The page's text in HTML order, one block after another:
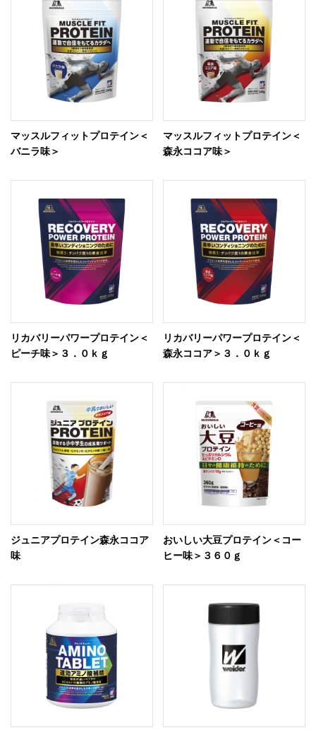
マッスルフィットプロテイン＜
バニラ味＞
マッスルフィットプロテイン＜
森永ココア味＞
リカバリーパワープロテイン＜
ピーチ味＞３．０ｋｇ
リカバリーパワープロテイン＜
森永ココア＞３．０ｋｇ
ジュニアプロテイン森永ココア
味
おいしい大豆プロテイン＜コー
ヒー味＞３６０ｇ